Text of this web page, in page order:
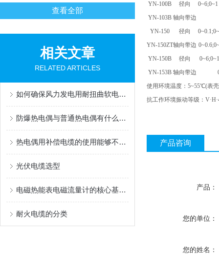
查看全部
相关文章
RELATED ARTICLES
如何确保风力发电用耐扭曲软电缆长期可靠运行？
防爆热电偶与普通热电偶有什么区别？
热电偶用补偿电缆的使用能够不损失信号质量
光伏电缆选型
电磁热能表电磁流量计的核心基于法拉第电磁感应定律
耐火电缆的分类
YN-100B
径向
YN-103B 轴向带边
YN-150
径向
YN-150ZT轴向带边
YN-150B
径向
YN-153B 轴向带边
使用环境温度：5~55℃(表
抗工作环境振动等级：
产品咨询
产品：
您的单位：
您的姓名：